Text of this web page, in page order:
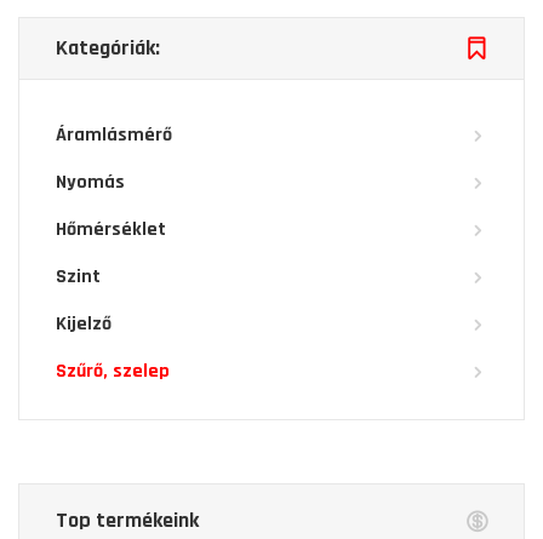
Kategóriák:
Áramlásmérő
Nyomás
Hőmérséklet
Szint
Kijelző
Szűrő, szelep
Top termékeink